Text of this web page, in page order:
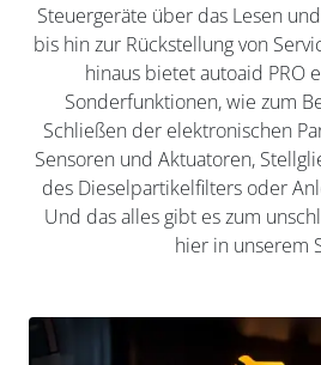
Steuergeräte über das Lesen
bis hin zur Rückstellung von
hinaus bietet autoaid PRO
Sonderfunktionen, wie zum
Schließen der elektronischen
Sensoren und Aktuatoren,
des Dieselpartikelfilters oder
Und das alles gibt es zum
hier in unserem